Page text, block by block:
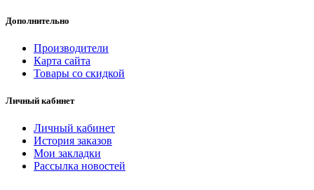
Дополнительно
Производители
Карта сайта
Товары со скидкой
Личный кабинет
Личный кабинет
История заказов
Мои закладки
Рассылка новостей